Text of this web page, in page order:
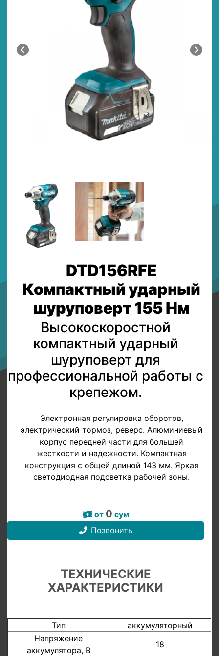
DTD156RFE
Компактный ударный
шуруповерт 155 Нм
Высокоскоростной
компактный ударный
шуруповерт для
профессиональной работы с
крепежом.
Электронная регулировка оборотов,
электрический тормоз, реверс. Алюминиевый
корпус передней части для большей
жесткости и надежности. Компактная
конструкция с общей длиной 143 мм. Яркая
светодиодная подсветка рабочей зоны.
от 0 сум
Позвонить
ТЕХНИЧЕСКИЕ
ХАРАКТЕРИСТИКИ
Тип
аккумуляторный
Напряжение
аккумулятора, В
18